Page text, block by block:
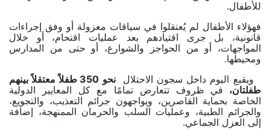
للأطفال.
فهؤلاء الأطفال لم يُعتقلوا في سياقات معزولة أو وفق إجراءات
قانونية، بل جرى اقتيادهم بعد عمليات اقتحام، أو خلال
المواجهات، أو من الحواجز والشوارع، أو حتى من المدارس
ومحيطها.
ويقبع اليوم داخل سجون الاحتلال
نحو 350 طفلاً معتقلاً بينهم
طفلتان، في ظروف تتعارض تمامًا مع كل المعايير الدولية
الخاصة بحماية القاصرين، ويواجهون جرائم التعذيب، والتجويع،
والجرائم الطبية، وعمليات السلب والحرمان الممنهجة، إضافة
إلى العزل الجماعي.